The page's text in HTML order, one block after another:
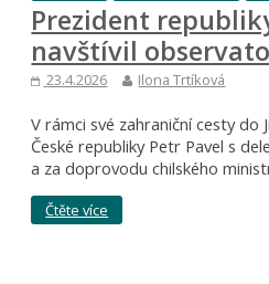
Prezident
navštívil
23.4.2026 Ilona Trtíková
V rámci své zahraniční cesty do
České republiky Petr Pavel s
a za doprovodu chilského
Čtěte více